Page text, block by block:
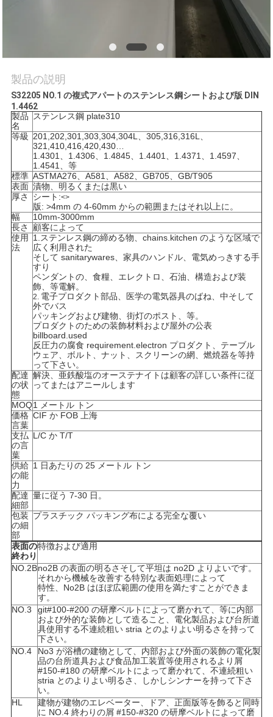
連
絡
し
な
さ
い
ニ
ュ
合
COMPANY
NEWS
地
図
PRIVACY
POLICY
製品の説明
S32205 NO.1 の複式アパートのステンレス鋼シートおよび版 DIN
1.4462
製品
名
ステンレス鋼 plate310
等級 201,202,301,303,304,304L、305,316,316L、
321,410,416,420,430…
1.4301、1.4306、1.4845、1.4401、1.4371、1.4597、
1.4541、等
標準 ASTMA276、A581、A582、GB705、GB/T905
表面 漬物、明るくまたは黒い
厚さ
シート:<>
版: >4mm の 4-60mm からの範囲またはそれ以上に。
幅
10mm-3000mm
長さ
顧客によって
使用
法
1.ステンレス鋼の締める物、chains.kitchen のような区域で
広く利用された
そして sanitarywares、家具のハンドル、電気めっきする手
すり
ペンダントの、食糧、エレクトロ、石油、構造および装
飾、等電解。
2. 電子プロダクト部品、医学の電気器具のばね、中そして
外でバス
パッキングおよび建物、街灯のポスト、等。
プロダクトのための装飾材料および屋外の公表
billboard.used
反圧力の腐食 requirement.electron プロダクト、テーブル
ウェア、ボルト、ナット、スクリーンの網、燃焼器を等持
って下さい。
配達
の状
態
解決、亜鉄酸塩のオーステナイトは顧客の詳しい条件に従
ってまたはアニールします
MOQ1 メートル トン
価格
言葉
CIF か FOB 上海
支払
の言
葉
L/C か T/T
供給
の能
力
1 日あたりの 25 メートル トン
配達
細部
量に従う 7-30 日。
包装
の細
部
プラスチック パッキング布による完全な覆い
表面の
終わり
特徴および適用
NO.2Bno2B の表面の明るさそして平坦は no2D よりよいです。
それから機械を改善する特別な表面処理によって
特性、No2B はほぼ広範囲の使用を満たすことができま
す。
NO.3
git#100-#200 の研摩ベルトによって磨かれて、等に内部
および外的な装飾として造ること、電化製品および台所道
具使用する不連続粗い stria とのよりよい明るさを持って
下さい。
NO.4
No3 が浴槽の建物として、内部および外面の装飾の電化製
品の台所道具および食品加工装置等使用されるより屑
#150-#180 の研摩ベルトによって磨かれて、不連続粗い
stria とのよりよい明るさ、しかしシンナーを持って下さ
い。
HL
建物が建物のエレベーター、ドア、正面版等を飾ると同時
に NO.4 終わりの屑 #150-#320 の研摩ベルトによって磨